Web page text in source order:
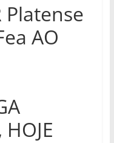
Platense
AO